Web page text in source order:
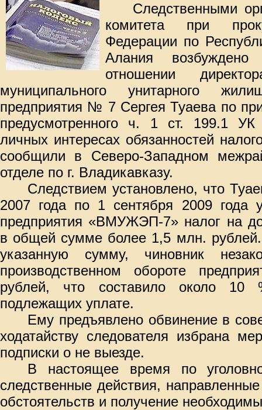
Следственными
комитета при
Федерации по
Алания
отношении
муниципального унитарного
предприятия № 7 Сергея Туаева по
предусмотренного ч. 1 ст. 199.1
личных интересах обязанностей
сообщили в Северо-Западном
отделе по г. Владикавказу.
Следствием установлено, что
2007 года по 1 сентября 2009 года
предприятия «ВМУЖЭП-7» налог на
в общей сумме более 1,5 млн.
указанную сумму, чиновник
производственном обороте
рублей, что составило около 10
подлежащих уплате.
Ему предъявлено обвинение в
ходатайству следователя избрана
подписки о не выезде.
В настоящее время по
следственные действия,
обстоятельств и получение